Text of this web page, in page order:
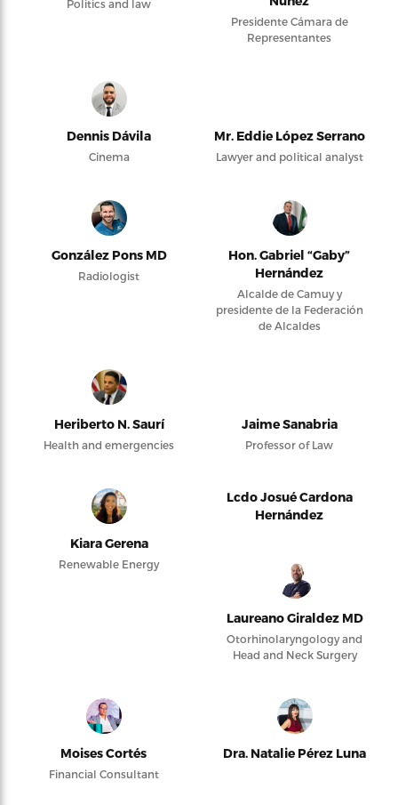
Politics and law
Presidente Cámara de
Representantes
Dennis Dávila
Cinema
Mr. Eddie López Serrano
Lawyer and political analyst
González Pons MD
Radiologist
Hon. Gabriel “Gaby”
Hernández
Alcalde de Camuy y
presidente de la Federación
de Alcaldes
Heriberto N. Saurí
Health and emergencies
Jaime Sanabria
Professor of Law
Kiara Gerena
Renewable Energy
Lcdo Josué Cardona
Hernández
Laureano Giraldez MD
Otorhinolaryngology and
Head and Neck Surgery
Moises Cortés
Financial Consultant
Dra. Natalie Pérez Luna